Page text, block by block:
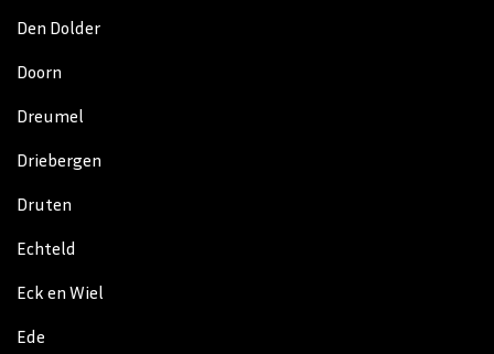
Den Dolder
Doorn
Dreumel
Driebergen
Druten
Echteld
Eck en Wiel
Ede